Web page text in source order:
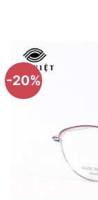
-20%